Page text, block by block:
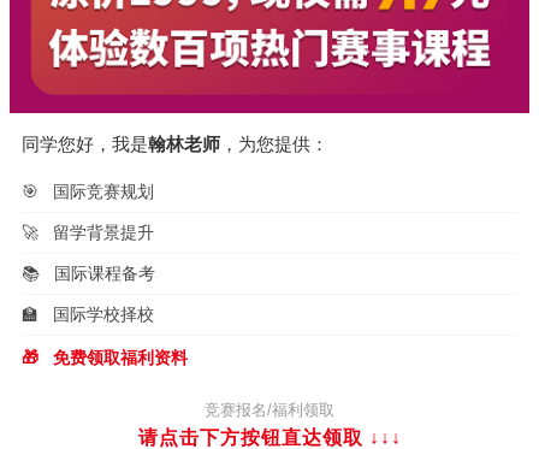
同学您好，我是翰林老师 ，为您提供：
🎯 国际竞赛规划
🚀 留学背景提升
📚 国际课程备考
🏫 国际学校择校
🎁 免费领取福利资料
竞赛报名/福利领取
请点击下方按钮直达领取 ↓↓↓